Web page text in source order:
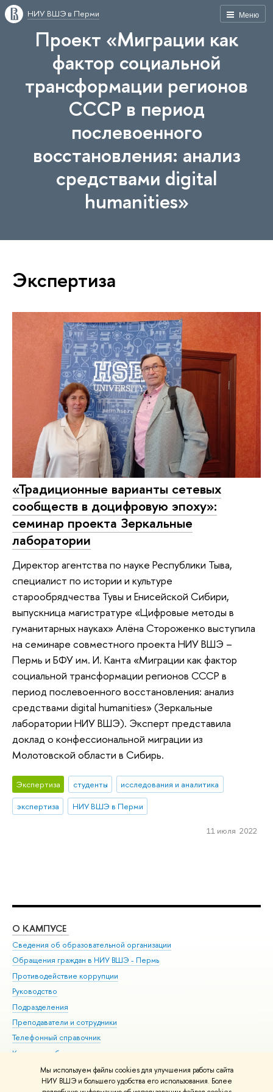
Мы используем файлы cookies для улучшения работы сайта
НИУ ВШЭ и большего удобства его использования. Более
Меню
НИУ ВШЭ в Перми
Проект «Миграции как
фактор социальной
трансформации регионов
СССР в период
послевоенного
восстановления: анализ
средствами digital
humanities»
Экспертиза
«Традиционные варианты сетевых
сообществ в доцифровую эпоху»:
семинар проекта Зеркальные
лаборатории
Директор агентства по науке Республики Тыва,
специалист по истории и культуре
старообрядчества Тувы и Енисейской Сибири,
выпускница магистратуре «Цифровые методы в
гуманитарных науках» Алёна Стороженко выступила
на семинаре совместного проекта НИУ ВШЭ –
Пермь и БФУ им. И. Канта «Миграции как фактор
социальной трансформации регионов СССР в
период послевоенного восстановления: анализ
средствами digital humanities» (Зеркальные
лаборатории НИУ ВШЭ). Эксперт представила
доклад о конфессиональной миграции из
Молотовской области в Сибирь.
Экспертиза студенты
исследования и аналитика
экспертиза
НИУ ВШЭ в Перми
11 июля 2022
О КАМПУСЕ
Сведения об образовательной организации
Обращения граждан в НИУ ВШЭ - Пермь
Противодействие коррупции
Руководство
Подразделения
Преподаватели и сотрудники
Телефонный справочник
Корпуса и общежития
ВШЭ для студентов с ограниченными возможностями
здоровья и инвалидностью